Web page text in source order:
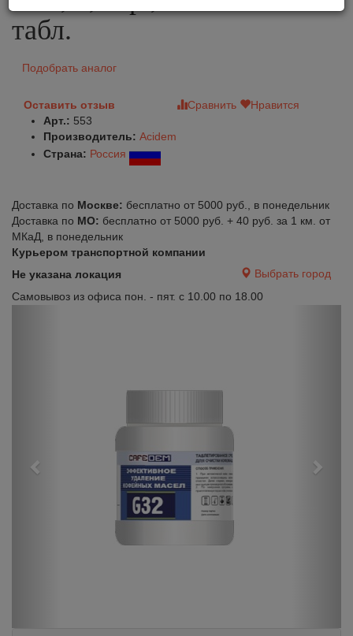
табл.
Подобрать аналог
Оставить отзыв Сравнить
Нравится
Арт.: 553
Производитель: Acidem
Страна: Россия
Доставка по Москве: бесплатно от 5000 руб., в понедельник
Доставка по МО: бесплатно от 5000 руб. + 40 руб. за 1 км. от
МКаД, в понедельник
Курьером транспортной компании
Не указана локация
Выбрать город
Самовывоз из офиса пон. - пят. с 10.00 по 18.00